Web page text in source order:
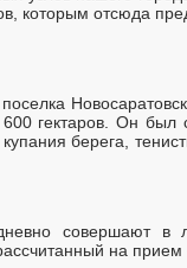
которым отсюда
гектаров. Он был
берега,
совершают в
на прием